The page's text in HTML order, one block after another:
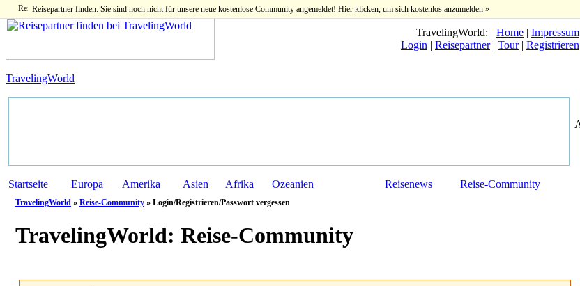
Reisepartner finden: Sie sind noch nicht für unsere neue kostenlose Community angemeldet! Hier klicken, um sich kostenlos anzumelden »
TravelingWorld: Home | Impressum
Login | Reisepartner| Tour| Registrieren
TravelingWorld
Startseite Europa Amerika Asien Afrika Ozeanien Reisenews Reise-Community
TravelingWorld » Reise-Community » Login/Registrieren/Passwort vergessen
TravelingWorld: Reise-Community